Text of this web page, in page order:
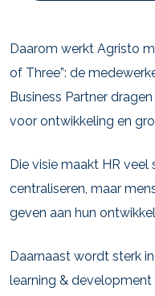
Daarom werkt Agristo
of Three”: de
Business Partner
voor ontwikkeling en
Die visie maakt HR
centraliseren, maar
geven aan hun
Daarnaast wordt sterk
learning &